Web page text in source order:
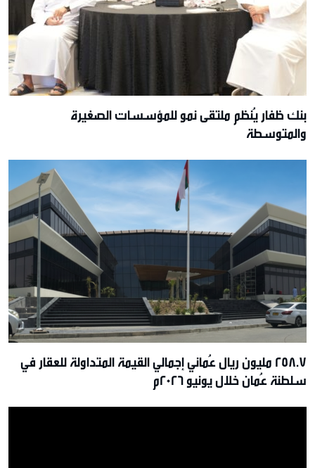
بنك ظفار يُنظم ملتقى نمو للمؤسسات الصغيرة
والمتوسطة
258.7 مليون ريال عُماني إجمالي القيمة المتداولة للعقار في
سلطنة عُمان خلال يونيو 2026م